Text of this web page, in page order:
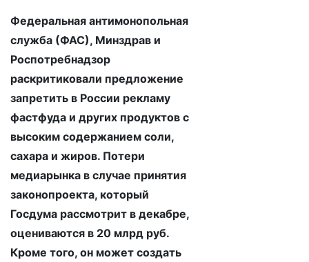
Федеральная антимонопольная
служба (ФАС), Минздрав и
Роспотребнадзор
раскритиковали предложение
запретить в России рекламу
фастфуда и других продуктов с
высоким содержанием соли,
сахара и жиров. Потери
медиарынка в случае принятия
законопроекта, который
Госдума рассмотрит в декабре,
оцениваются в 20 млрд руб.
Кроме того, он может создать